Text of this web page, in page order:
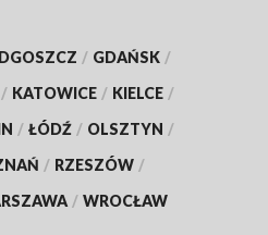
/ GDAŃSK /
/ KATOWICE / KIELCE /
/ ŁÓDŹ / OLSZTYN /
/ RZESZÓW /
/ WROCŁAW